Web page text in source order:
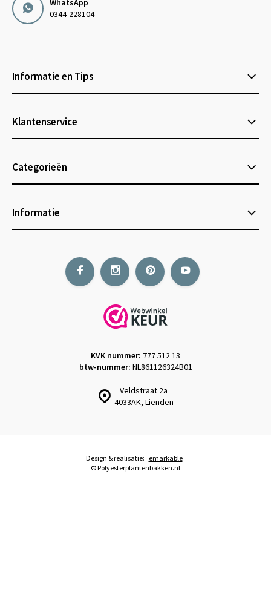
WhatsApp
0344-228104
Informatie en Tips
Klantenservice
Categorieën
Informatie
Veldstraat 2a
4033AK, Lienden
KVK nummer: 777 512 13
btw-nummer: NL861126324B01
© Polyesterplantenbakken.nl
Design & realisatie: emarkable